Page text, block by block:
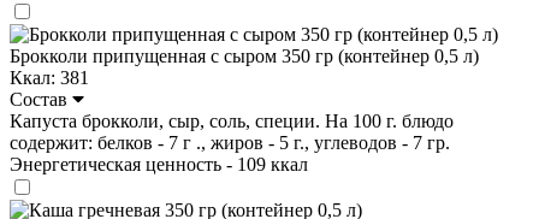
Брокколи припущенная с сыром 350 гр (контейнер 0,5 л)
Ккал: 381
Состав
Капуста брокколи, сыр, соль, специи. На 100 г. блюдо
содержит: белков - 7 г ., жиров - 5 г., углеводов - 7 гр.
Энергетическая ценность - 109 ккал